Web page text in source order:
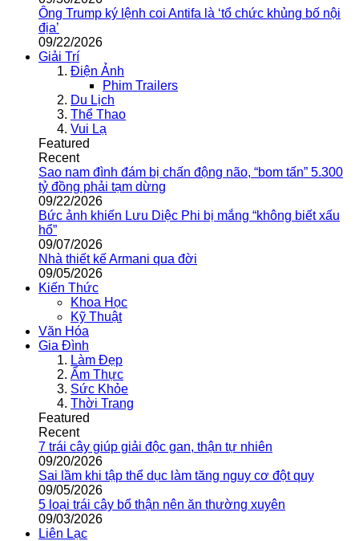
Ông Trump ký lệnh coi Antifa là ‘tổ chức khủng bố nội
địa’
09/22/2026
Giải Trí
Điện Ảnh
Phim Trailers
Du Lịch
Thể Thao
Vui Lạ
Featured
Recent
Sao nam đình đám bị chấn động não, “bom tấn” 5.300
tỷ đồng phải tạm dừng
09/22/2026
Bức ảnh khiến Lưu Diệc Phi bị mắng “không biết xấu
hổ”
09/07/2026
Nhà thiết kế Armani qua đời
09/05/2026
Kiến Thức
Khoa Học
Kỹ Thuật
Văn Hóa
Gia Đình
Làm Đẹp
Ẩm Thực
Sức Khỏe
Thời Trang
Featured
Recent
7 trái cây giúp giải độc gan, thận tự nhiên
09/20/2026
Sai lầm khi tập thể dục làm tăng nguy cơ đột quỵ
09/05/2026
5 loại trái cây bổ thận nên ăn thường xuyên
09/03/2026
Liên Lạc